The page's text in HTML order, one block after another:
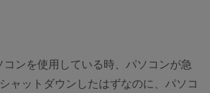
ンを使用している時、パソコンが急
ャットダウンしたはずなのに、パソコ